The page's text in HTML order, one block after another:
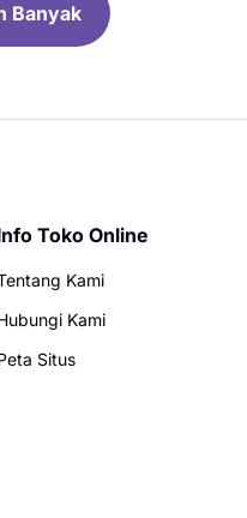
Banyak
Toko Online
Kami
Kami
Situs